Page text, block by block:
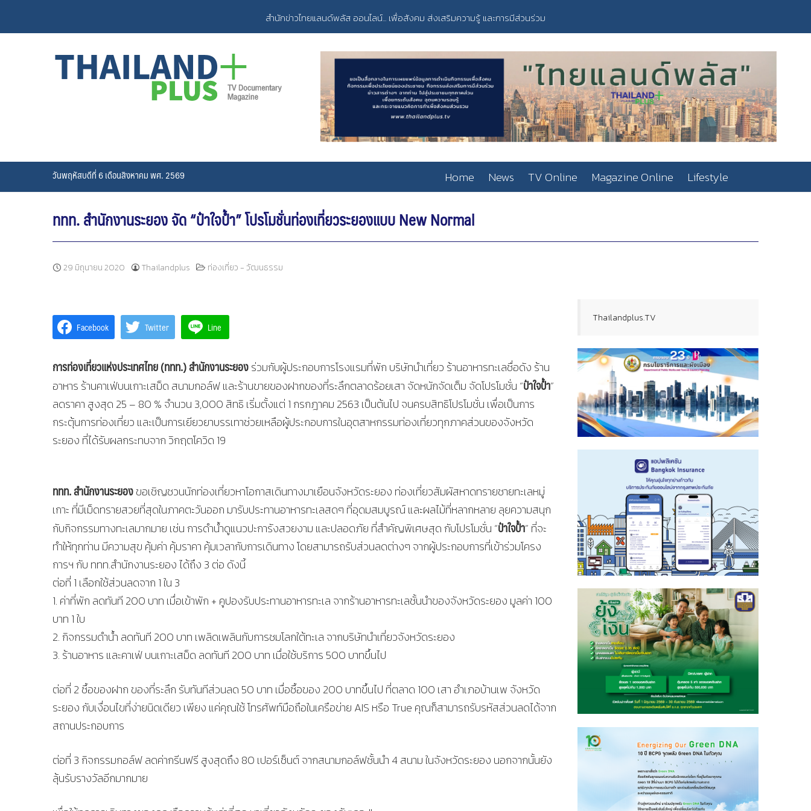
content
สำนักข่าวไทยแลนด์พลัส ออนไลน์... เพื่อสังคม ส่งเสริมความรู้ และการมีส่วนร่วม
วันพฤหัสบดีที่ 6 เดือนสิงหาคม พศ. 2569 Home News TV Online Magazine Online Lifestyle
ททท. สำนักงานระยอง จัด “ป๋าใจป้ำ” โปรโมชั่นท่องเที่ยวระยองแบบ New Normal
29 มิถุนายน 2020 Thailandplus ท่องเที่ยว - วัฒนธรรม
Facebook Twitter Line
การท่องเที่ยวแห่งประเทศไทย (ททท.) สำนักงานระยองร่วมกับผู้ประกอบการโรงแรมที่พัก บริษัทนำเที่ยว ร้านอาหารทะเลชื่อดัง ร้าน
อาหาร ร้านคาเฟ่บนเกาะเสม็ด สนามกอล์ฟ และร้านขายของฝากของที่ระลึกตลาดร้อยเสา จัดหนักจัดเต็ม จัดโปรโมชั่น “ป๋าใจป้ำ”
ลดราคา สูงสุด 25 – 80 % จำนวน​ 3,000​ สิทธิ​ เริ่มตั้งแต่​ 1​ กรกฎาคม​ 2563​ เป็นต้นไป​ จนครบสิทธิโปรโมชั่น เพื่อเป็นการ
กระตุ้นการท่องเที่ยว และเป็นการเยียวยาบรรเทาช่วยเหลือผู้ประกอบการในอุตสาหกรรมท่องเที่ยวทุกภาคส่วนของจังหวัด
ระยอง ที่ได้รับผลกระทบจาก วิกฤตโควิด 19
ททท. สำนักงานระยองขอเชิญชวนนักท่องเที่ยวหาโอกาสเดินทางมาเยือนจังหวัดระยอง ท่องเที่ยวสัมผัสหาดทรายชายทะเลหมู่
เกาะ ที่มีเม็ดทรายสวยที่สุดในภาคตะวันออก มารับประทานอาหารทะเลสดๆ ที่อุดมสมบูรณ์ และผลไม้ที่หลากหลาย ลุยความสนุก
กับกิจกรรมทางทะเลมากมาย เช่น การดำน้ำดูแนวปะการังสวยงาม และปลอดภัย ที่สำคัญพิเศษสุด กับโปรโมชั่น “ป๋าใจป้ำ” ที่จะ
ทำให้ทุกท่าน มีความสุข คุ้มค่า คุ้มราคา คุ้มเวลากับการเดินทาง โดยสามารถรับส่วนลดต่างๆ จากผู้ประกอบการที่เข้าร่วมโครง
การฯ กับ ททท.สำนักงานระยอง ได้ถึง 3 ต่อ ดังนี้
ต่อที่ 1 เลือกใช้ส่วนลดจาก 1 ใน 3
1. ค่าที่พัก ลดทันที 200 บาท เมื่อเข้าพัก + คูปองรับประทานอาหารทะเล จากร้านอาหารทะเลชั้นนำของจังหวัดระยอง มูลค่า 100
บาท 1 ใบ
2. กิจกรรมดำน้ำ ลดทันที 200 บาท เพลิดเพลินกับการชมโลกใต้ทะเล จากบริษัทนำเที่ยวจังหวัดระยอง
3. ร้านอาหาร และคาเฟ่ บนเกาะเสม็ด ลดทันที 200 บาท เมื่อใช้บริการ 500 บาทขึ้นไป
ต่อที่ 2 ซื้อของฝาก ของที่ระลึก รับทันทีส่วนลด 50 บาท เมื่อซื้อของ 200 บาทขึ้นไป ที่ตลาด 100 เสา อำเภอบ้านเพ จังหวัด
ระยอง กับเงื่อนไขที่ง่ายนิดเดียว เพียง แค่คุณใช้ โทรศัพท์มือถือในเครือข่าย AIS หรือ True คุณก็สามารถรับรหัสส่วนลดได้จาก
สถานประกอบการ
ต่อที่ 3 กิจกรรมกอล์ฟ ลดค่ากรีนฟรี สูงสุดถึง 80 เปอร์เซ็นต์ จากสนามกอล์ฟชั้นนำ 4 สนาม ในจังหวัดระยอง นอกจากนั้นยัง
ลุ้นรับรางวัลอีกมากมาย
Thailandplus.TV